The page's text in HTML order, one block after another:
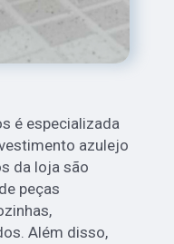
é especializada
azulejo
da loja são
peças
Além disso,